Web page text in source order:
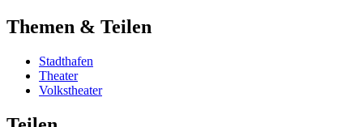
Themen & Teilen
Stadthafen
Theater
Volkstheater